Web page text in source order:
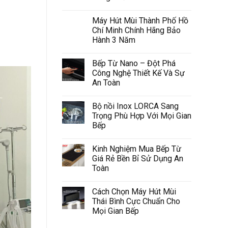
Máy Hút Mùi Thành Phố Hồ
Chí Minh Chính Hãng Bảo
Hành 3 Năm
Bếp Từ Nano – Đột Phá
Công Nghệ Thiết Kế Và Sự
An Toàn
Bộ nồi Inox LORCA Sang
Trọng Phù Hợp Với Mọi Gian
Bếp
Kinh Nghiệm Mua Bếp Từ
Giá Rẻ Bền Bỉ Sử Dụng An
Toàn
Cách Chọn Máy Hút Mùi
Thái Bình Cực Chuẩn Cho
Mọi Gian Bếp